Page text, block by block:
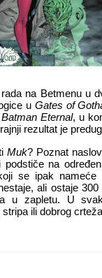
na Betmenu u
u Gates of
Batman Eternal, u
rezultat je
Muk? Poznat
na
se ipak nameće
ali ostaje
u zapletu. U
ili dobrog